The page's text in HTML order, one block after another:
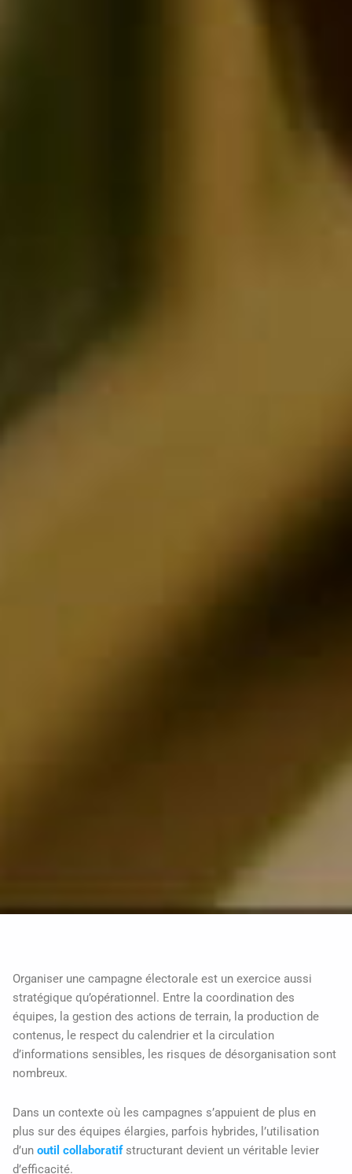
Organiser une campagne électorale est un exercice aussi
stratégique qu’opérationnel. Entre la coordination des
équipes, la gestion des actions de terrain, la production de
contenus, le respect du calendrier et la circulation
d’informations sensibles, les risques de désorganisation sont
nombreux.
Dans un contexte où les campagnes s’appuient de plus en
plus sur des équipes élargies, parfois hybrides, l’utilisation
d’un outil collaboratif structurant devient un véritable levier
d’efficacité.